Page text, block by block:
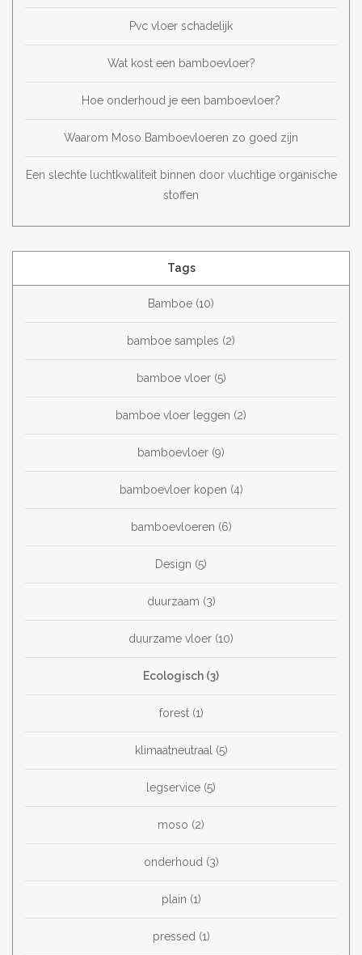
Pvc vloer schadelijk
Wat kost een bamboevloer?
Hoe onderhoud je een bamboevloer?
Waarom Moso Bamboevloeren zo goed zijn
Een slechte luchtkwaliteit binnen door vluchtige organische
stoffen
Tags
Bamboe (10)
bamboe samples (2)
bamboe vloer (5)
bamboe vloer leggen (2)
bamboevloer (9)
bamboevloer kopen (4)
bamboevloeren (6)
Design (5)
duurzaam (3)
duurzame vloer (10)
Ecologisch (3)
forest (1)
klimaatneutraal (5)
legservice (5)
moso (2)
onderhoud (3)
plain (1)
pressed (1)